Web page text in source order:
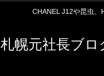
CHANEL J12や昆虫、
札幌元社長ブロ